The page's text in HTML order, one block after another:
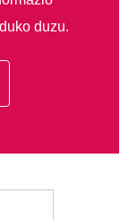
duzu.